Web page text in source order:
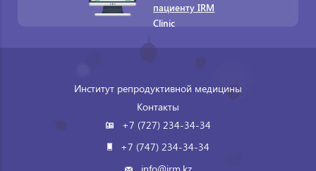
пациенту IRM
Clinic
Институт репродуктивной медицины
Контакты
+7 (727) 234-34-34
+7 (747) 234-34-34